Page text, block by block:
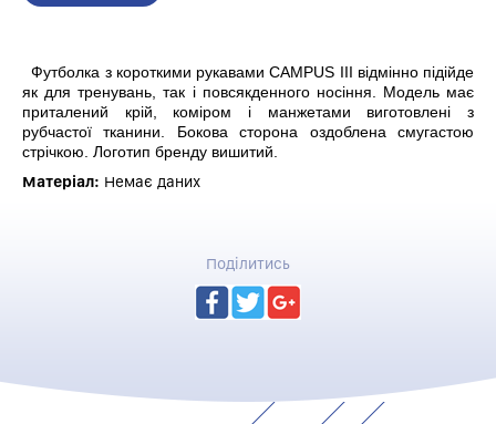
Футболка з короткими рукавами CAMPUS III відмінно підійде
як для тренувань, так і повсякденного носіння. Модель має
приталений крій, коміром і манжетами виготовлені з
рубчастої тканини. Бокова сторона оздоблена смугастою
стрічкою. Логотип бренду вишитий.
Матеріал: Немає даних
Поділитись